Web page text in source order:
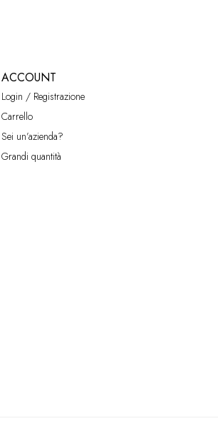
ACCOUNT
Login / Registrazione
Carrello
Sei un’azienda?
Grandi quantità